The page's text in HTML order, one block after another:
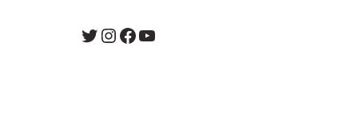
Twitter
Instagram
Facebook
YouTube